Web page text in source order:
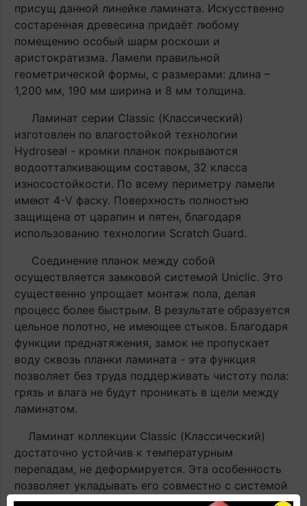
присущ данной линейке ламината. Искусственно
состаренная древесина придаёт любому
помещению особый шарм роскоши и
аристократизма. Ламели правильной
геометрической формы, с размерами: длина –
1,200 мм, 190 мм ширина и 8 мм толщина.
Ламинат серии Classic (Классический)
изготовлен по влагостойкой технологии
Hydroseal - кромки планок покрываются
водоотталкивающим составом, 32 класса
износостойкости. По всему периметру ламели
имеют 4-V фаску. Поверхность полностью
защищена от царапин и пятен, благодаря
использованию технологии Scratch Guard.
Соединение планок между собой
осуществляется замковой системой Uniclic. Это
существенно упрощает монтаж пола, делая
процесс более быстрым. В результате образуется
цельное полотно, не имеющее стыков. Благодаря
функции преднатяжения, замок не пропускает
воду сквозь планки ламината - эта функция
позволяет без труда поддерживать чистоту пола:
грязь и влага не будут проникать в щели между
ламинатом.
Ламинат коллекции Classic (Классический)
достаточно устойчив к температурным
перепадам, не деформируется. Эта особенность
позволяет укладывать его совместно с системой
«тёплый пол».